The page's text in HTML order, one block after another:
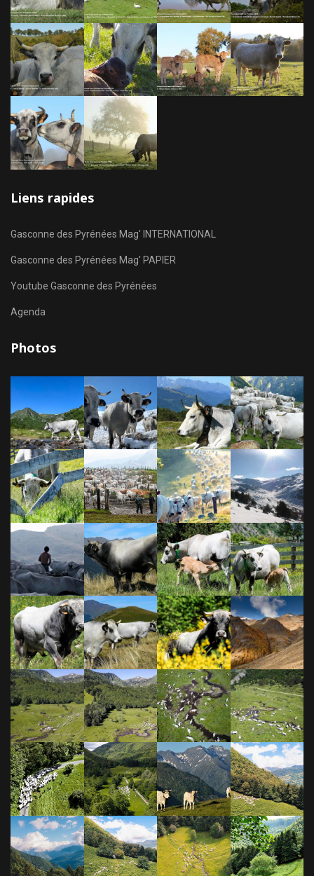
Liens rapides
Gasconne des Pyrénées Mag' INTERNATIONAL
Gasconne des Pyrénées Mag' PAPIER
Youtube Gasconne des Pyrénées
Agenda
Photos